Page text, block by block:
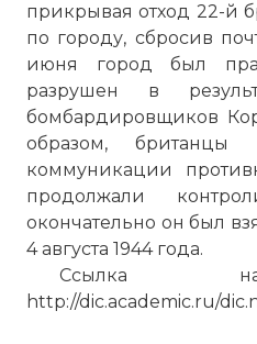
прикрывая отход 22-й
по городу, сбросив
июня город был
разрушен в
бомбардировщиков
образом, британцы
коммуникации
продолжали
окончательно он был
4 августа 1944 года.
Ссылка
http://dic.academic.ru/
☓